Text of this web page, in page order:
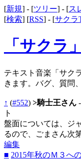
[新規] - [ツリー] - [ス
[検索] [RSS] - [サクラ
「サクラ
テキスト音楽「サク
きます。バグ、質問
↑ (#552) >騎士王さん
ト
盤面については、ジ
るので、ごまさん次
編集
■ 2015年秋のＭ３へ